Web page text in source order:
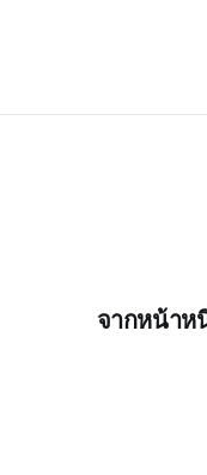
จากหน้าห